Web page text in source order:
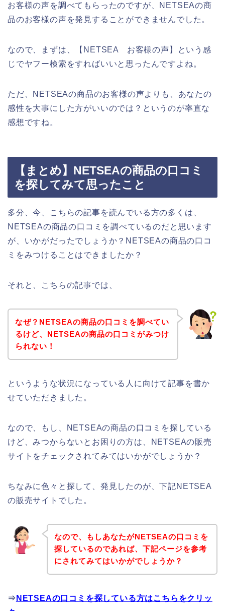
お客様の声を調べてもらったのですが、NETSEAの商
品のお客様の声を発見することができませんでした。
なので、まずは、【NETSEA お客様の声】という感
じでヤフー検索をすればいいと思ったんですよね。
ただ、NETSEAの商品のお客様の声よりも、あなたの
感性を大事にした方がいいのでは？というのが率直な
感想ですね。
【まとめ】NETSEAの商品の口コミ
を探してみて思ったこと
多分、今、こちらの記事を読んでいる方の多くは、
NETSEAの商品の口コミを調べているのだと思います
が、いかがだったでしょうか？NETSEAの商品の口コ
ミをみつけることはできましたか？
それと、こちらの記事では、
なぜ？NETSEAの商品の口コミを調べてい
るけど、NETSEAの商品の口コミがみつけ
られない！
というような状況になっている人に向けて記事を書か
せていただきました。
なので、もし、NETSEAの商品の口コミを探している
けど、みつからないとお困りの方は、NETSEAの販売
サイトをチェックされてみてはいかがでしょうか？
ちなみに色々と探して、発見したのが、下記NETSEA
の販売サイトでした。
なので、もしあなたがNETSEAの口コミを
探しているのであれば、下記ページを参考
にされてみてはいかがでしょうか？
⇒ NETSEAの口コミを探している方はこちらをクリッ